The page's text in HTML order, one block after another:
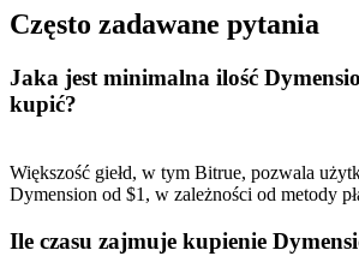
Często zadawane pytania
Jaka jest minimalna ilość
kupić?
Większość giełd, w tym Bitrue, pozwala
Dymension od $1, w zależności od metody
Ile czasu zajmuje kupienie